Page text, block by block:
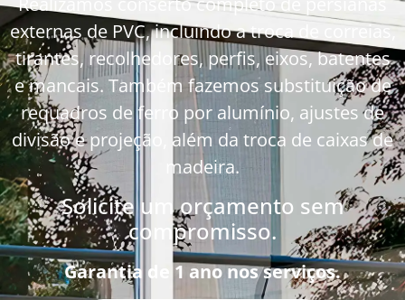
externas de PVC, incluindo a troca de correias,
tirantes, recolhedores, perfis, eixos, batentes
e mancais. Também fazemos substituição de
requadros de ferro por alumínio, ajustes de
divisão e projeção, além da troca de caixas de
madeira.
Solicite um orçamento sem
compromisso.
Garantia de 1 ano nos serviços.